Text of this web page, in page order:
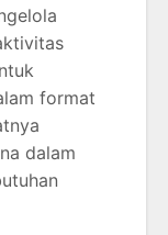
format
dalam